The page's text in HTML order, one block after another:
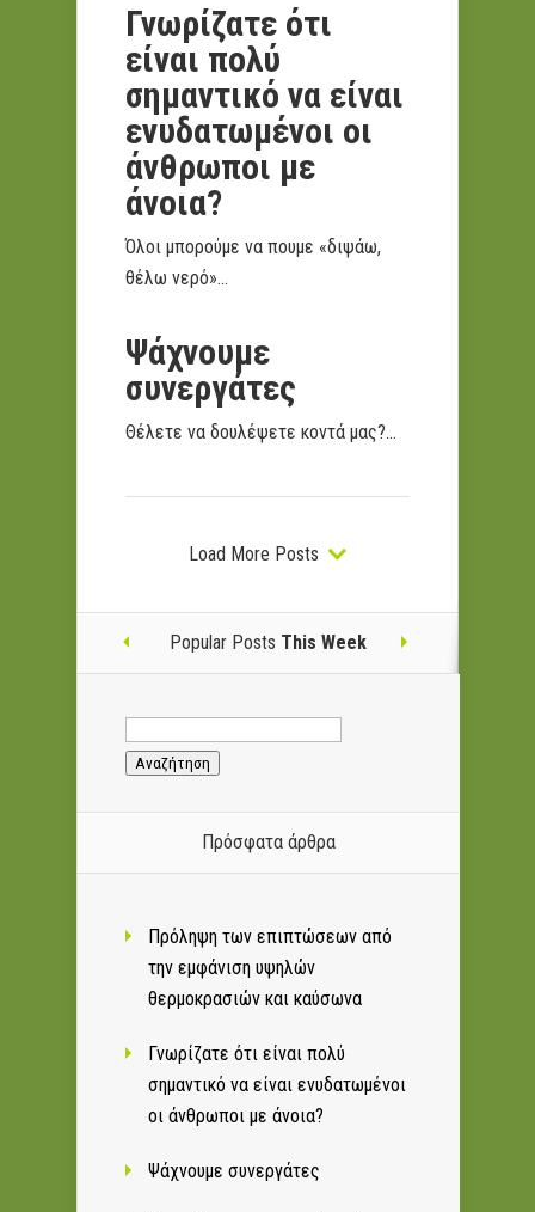
Γνωρίζατε ότι
είναι πολύ
σημαντικό να είναι
ενυδατωμένοι οι
άνθρωποι με
άνοια?
Όλοι μπορούμε να πουμε «διψάω,
θέλω νερό»...
Ψάχνουμε
συνεργάτες
Θέλετε να δουλέψετε κοντά μας?...
Load More Posts
Popular Posts This Week
Αναζήτηση
για:
Πρόσφατα άρθρα
Πρόληψη των επιπτώσεων από
την εμφάνιση υψηλών
θερμοκρασιών και καύσωνα
Γνωρίζατε ότι είναι πολύ
σημαντικό να είναι ενυδατωμένοι
οι άνθρωποι με άνοια?
Ψάχνουμε συνεργάτες